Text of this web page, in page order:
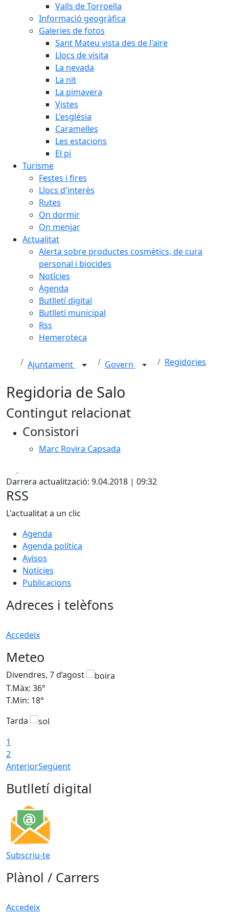
Valls de Torroella
Informació geogràfica
Galeries de fotos
Sant Mateu vista des de l'aire
Llocs de visita
La nevada
La nit
La pimavera
Vistes
L'església
Caramelles
Les estacions
El pi
Turisme
Festes i fires
Llocs d'interès
Rutes
On dormir
On menjar
Actualitat
Alerta sobre productes cosmètics, de cura
personal i biocides
Notícies
Agenda
Butlletí digital
Butlletí municipal
Rss
Hemeroteca
Ajuntament Govern Regidories
Regidoria de Salo
Contingut relacionat
Consistori
Marc Rovira Capsada
Darrera actualització: 9.04.2018 | 09:32
RSS
L'actualitat a un clic
Agenda
Agenda política
Avisos
Notícies
Publicacions
Adreces i telèfons
Accedeix
Meteo
Divendres, 7 d’agost
T.Màx: 36°
T.Min: 18°
Tarda
1
2
AnteriorSegüent
Butlletí digital
Subscriu-te
Plànol / Carrers
Accedeix